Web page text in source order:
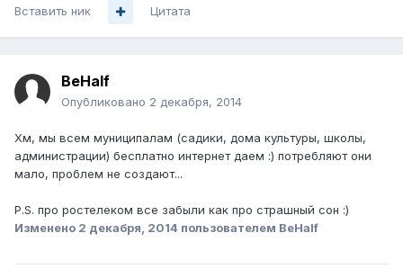
Вставить ник Цитата
BeHalf
Опубликовано 2 декабря, 2014
Хм, мы всем муниципалам (садики, дома культуры, школы,
администрации) бесплатно интернет даем :) потребляют они
мало, проблем не создают...
P.S. про ростелеком все забыли как про страшный сон :)
Изменено 2 декабря, 2014 пользователем BeHalf